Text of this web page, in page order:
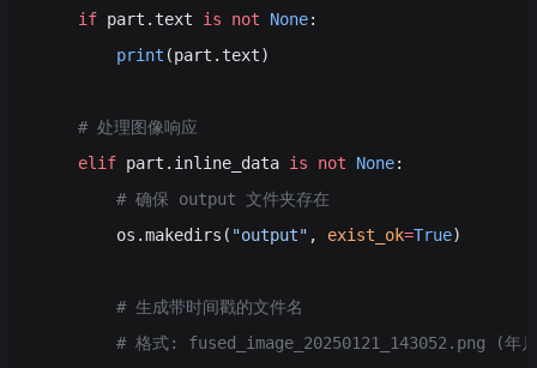
    if
part.text is not None:
        print
(part.text)
    # 处理图像响应
    elif
part.inline_data is not None:
        # 确保 output 文件夹存在
        os.makedirs(
"output" , exist_ok=True)
        # 生成带时间戳的文件名
# 格式: fused_image_20250121_143052.png (年月